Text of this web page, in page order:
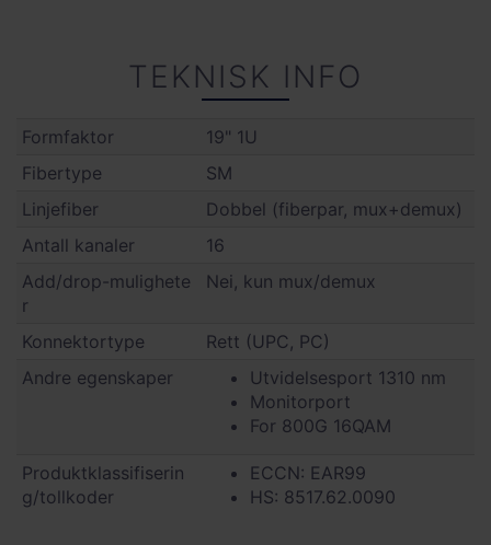
TEKNISK INFO
Formfaktor
19" 1U
Fibertype
SM
Linjefiber
Dobbel (fiberpar, mux+demux)
Antall kanaler
16
Add/drop-mulighete
r
Nei, kun mux/demux
Konnektortype
Rett (UPC, PC)
Andre egenskaper
Utvidelsesport 1310 nm
Monitorport
For 800G 16QAM
Produktklassifiserin
g/tollkoder
ECCN: EAR99
HS: 8517.62.0090